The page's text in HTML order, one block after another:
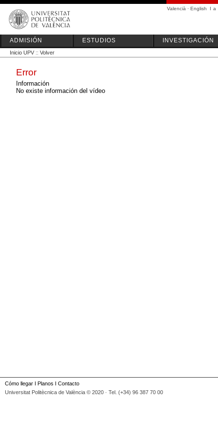
Valencià · English I a
ADMISIÓN ESTUDIOS INVESTIGACIÓN
Inicio UPV :: Volver
Error
Información
No existe información del vídeo
Cómo llegar I Planos I Contacto
Universitat Politècnica de València © 2020 · Tel. (+34) 96 387 70 00